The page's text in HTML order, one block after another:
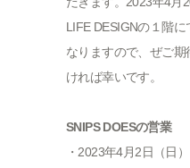
LIFE DESIGNの１階
なりますので、ぜご
ければ幸いです。
SNIPS DOESの営業
・2023年4月2日（日